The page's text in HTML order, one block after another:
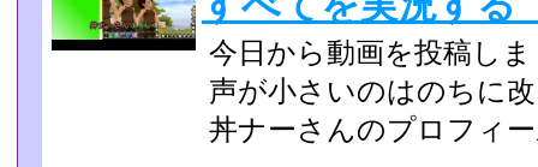
今日から動画を投稿し
声が小さいのはのちに
丼ナーさんのプロフィ